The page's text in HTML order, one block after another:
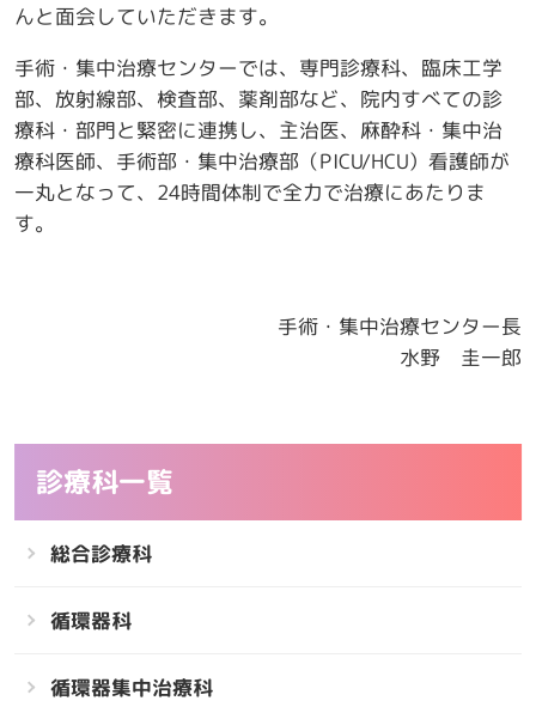
んと面会していただきます。
手術・集中治療センターでは、専門診療科、臨床工学
部、放射線部、検査部、薬剤部など、院内すべての診
療科・部門と緊密に連携し、主治医、麻酔科・集中治
療科医師、手術部・集中治療部（PICU/HCU）看護師が
一丸となって、24時間体制で全力で治療にあたりま
す。
手術・集中治療センター長
水野 圭一郎
診療科一覧
総合診療科
循環器科
循環器集中治療科